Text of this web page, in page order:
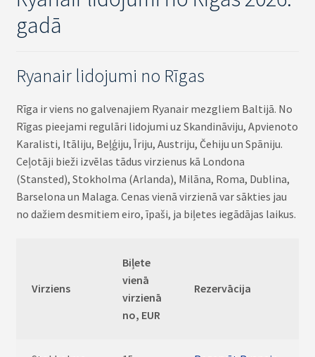
gadā
Ryanair lidojumi no Rīgas
Rīga ir viens no galvenajiem Ryanair mezgliem Baltijā. No
Rīgas pieejami regulāri lidojumi uz Skandināviju, Apvienoto
Karalisti, Itāliju, Beļģiju, Īriju, Austriju, Čehiju un Spāniju.
Ceļotāji bieži izvēlas tādus virzienus kā Londona
(Stansted), Stokholma (Arlanda), Milāna, Roma, Dublina,
Barselona un Malaga. Cenas vienā virzienā var sākties jau
no dažiem desmitiem eiro, īpaši, ja biļetes iegādājas laikus.
Virziens
Biļete
vienā
virzienā
no, EUR
Rezervācija